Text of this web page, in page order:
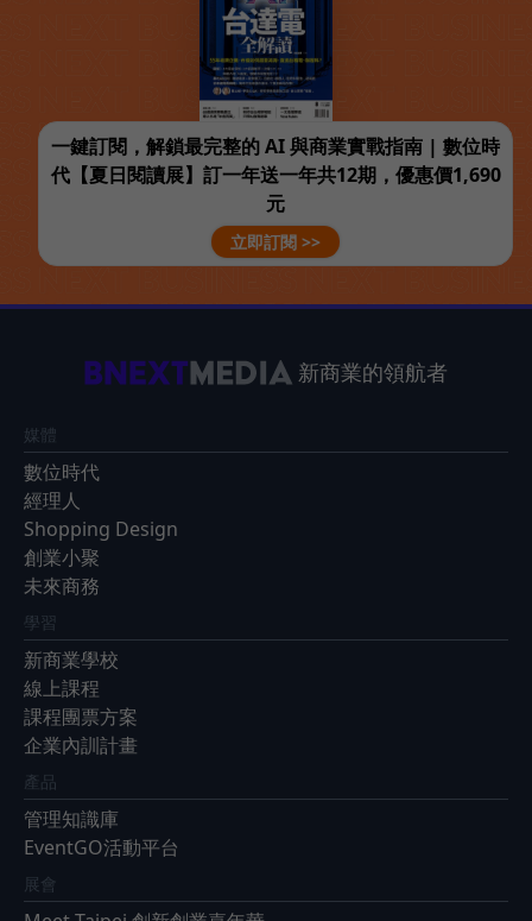
一鍵訂閱，解鎖最完整的 AI 與商業實戰指南 | 數位時
代【夏日閱讀展】訂一年送一年共12期，優惠價1,690
元
立即訂閱 >>
新商業的領航者
媒體
數位時代
經理人
Shopping Design
創業小聚
未來商務
學習
新商業學校
線上課程
課程團票方案
企業內訓計畫
產品
管理知識庫
EventGO活動平台
展會